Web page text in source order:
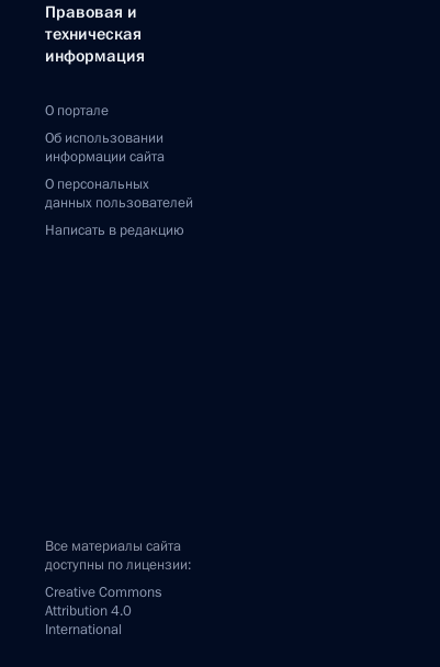
Правовая и
техническая
информация
О портале
Об использовании
информации сайта
О персональных
данных пользователей
Написать в редакцию
Все материалы сайта
доступны по лицензии:
Creative Commons
Attribution 4.0
International